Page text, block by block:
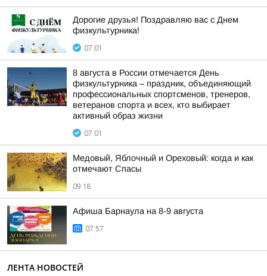
Дорогие друзья! Поздравляю вас с Днем
физкультурника!
07:01
8 августа в России отмечается День
физкультурника – праздник, объединяющий
профессиональных спортсменов, тренеров,
ветеранов спорта и всех, кто выбирает
активный образ жизни
07:01
Медовый, Яблочный и Ореховый: когда и как
отмечают Спасы
09:18
Афиша Барнаула на 8-9 августа
07:57
ЛЕНТА НОВОСТЕЙ